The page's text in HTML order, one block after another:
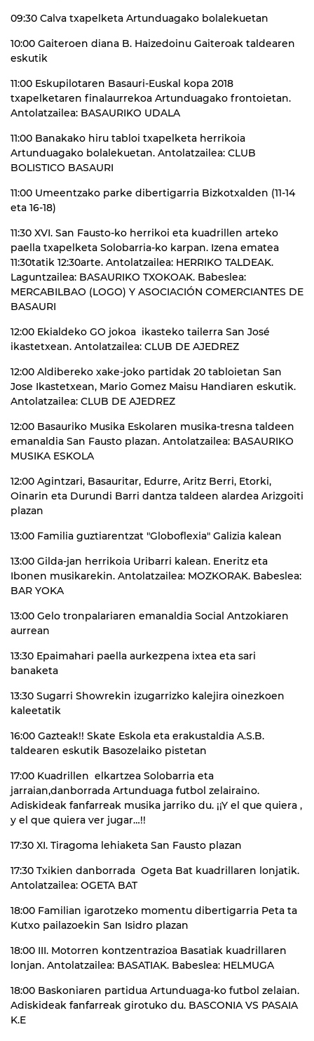
09:30 Calva txapelketa Artunduagako bolalekuetan
10:00 Gaiteroen diana B. Haizedoinu Gaiteroak taldearen
eskutik
11:00 Eskupilotaren Basauri-Euskal kopa 2018
txapelketaren finalaurrekoa Artunduagako frontoietan.
Antolatzailea: BASAURIKO UDALA
11:00 Banakako hiru tabloi txapelketa herrikoia
Artunduagako bolalekuetan. Antolatzailea: CLUB
BOLISTICO BASAURI
11:00 Umeentzako parke dibertigarria Bizkotxalden (11-14
eta 16-18)
11:30 XVI. San Fausto-ko herrikoi eta kuadrillen arteko
paella txapelketa Solobarria-ko karpan. Izena ematea
11:30tatik 12:30arte. Antolatzailea: HERRIKO TALDEAK.
Laguntzailea: BASAURIKO TXOKOAK. Babeslea:
MERCABILBAO (LOGO) Y ASOCIACIÓN COMERCIANTES DE
BASAURI
12:00 Ekialdeko GO jokoa ikasteko tailerra San José
ikastetxean. Antolatzailea: CLUB DE AJEDREZ
12:00 Aldibereko xake-joko partidak 20 tabloietan San
Jose Ikastetxean, Mario Gomez Maisu Handiaren eskutik.
Antolatzailea: CLUB DE AJEDREZ
12:00 Basauriko Musika Eskolaren musika-tresna taldeen
emanaldia San Fausto plazan. Antolatzailea: BASAURIKO
MUSIKA ESKOLA
12:00 Agintzari, Basauritar, Edurre, Aritz Berri, Etorki,
Oinarin eta Durundi Barri dantza taldeen alardea Arizgoiti
plazan
13:00 Familia guztiarentzat "Globoflexia" Galizia kalean
13:00 Gilda-jan herrikoia Uribarri kalean. Eneritz eta
Ibonen musikarekin. Antolatzailea: MOZKORAK. Babeslea:
BAR YOKA
13:00 Gelo tronpalariaren emanaldia Social Antzokiaren
aurrean
13:30 Epaimahari paella aurkezpena ixtea eta sari
banaketa
13:30 Sugarri Showrekin izugarrizko kalejira oinezkoen
kaleetatik
16:00 Gazteak!! Skate Eskola eta erakustaldia A.S.B.
taldearen eskutik Basozelaiko pistetan
17:00 Kuadrillen elkartzea Solobarria eta
jarraian,danborrada Artunduaga futbol zelairaino.
Adiskideak fanfarreak musika jarriko du. ¡¡Y el que quiera ,
y el que quiera ver jugar…!!
17:30 XI. Tiragoma lehiaketa San Fausto plazan
17:30 Txikien danborrada Ogeta Bat kuadrillaren lonjatik.
Antolatzailea: OGETA BAT
18:00 Familian igarotzeko momentu dibertigarria Peta ta
Kutxo pailazoekin San Isidro plazan
18:00 III. Motorren kontzentrazioa Basatiak kuadrillaren
lonjan. Antolatzailea: BASATIAK. Babeslea: HELMUGA
18:00 Baskoniaren partidua Artunduaga-ko futbol zelaian.
Adiskideak fanfarreak girotuko du. BASCONIA VS PASAIA
K.E